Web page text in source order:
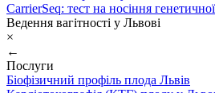
CarrierSeq: тест на носіння
Ведення вагітності у Львові
×
←
Послуги
Біофізичний профіль плода Львів